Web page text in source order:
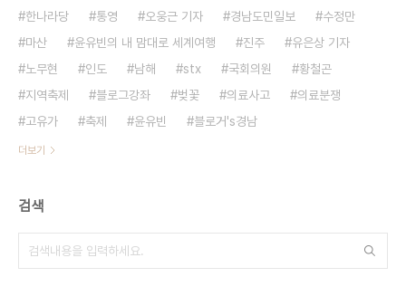
한나라당
통영 오웅근 기자 경남도민일보
수정만
마산
윤유빈의 내 맘대로 세계여행 진주
유은상 기자
노무현
인도 남해 stx 국회의원
황철곤
지역축제
블로그강좌 벚꽃 의료사고
의료분쟁
고유가
축제 윤유빈 블로거's경남
더보기
검색